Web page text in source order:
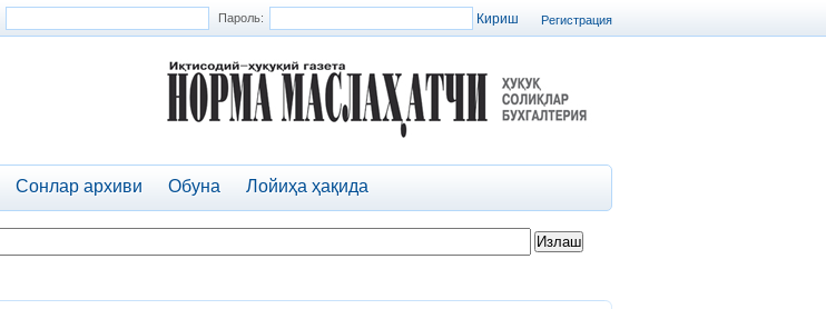
Регистрация
Пароль:
Сонлар архиви Обуна Лойиҳа ҳақида